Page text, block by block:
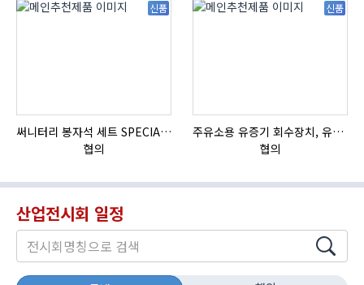
신품
써니터리 봉자석 세트 SPECIAL , 봉자석 , 자석봉 , 호퍼용자석 , 전자석
협의
신품
주유소용 유증기 회수장치, 유증기 회수장치, 방폭형, 방폭형 유증기 회수장치
협의
산업전시회 일정